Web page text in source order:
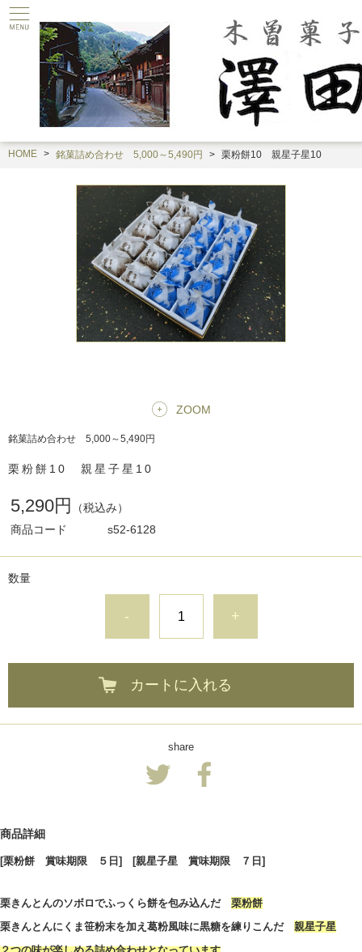
HOME 銘菓詰め合わせ 5,000～5,490円 栗粉餅10 親星子星10
ZOOM
銘菓詰め合わせ 5,000～5,490円
栗粉餅10 親星子星10
5,290円
（税込み）
商品コード
s52-6128
数量
- +
カートに入れる
share
商品詳細
[栗粉餅 賞味期限 ５日] [親星子星 賞味期限 ７日]
栗きんとんのソボロでふっくら餅を包み込んだ 栗粉餅
栗きんとんにくま笹粉末を加え葛粉風味に黒糖を練りこんだ 親星子星